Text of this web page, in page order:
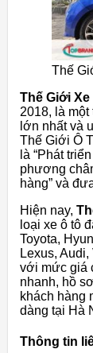
Thế
Thế Giới Xe
2018, là
lớn nhất và
Thế Giới Ô
là “Phát
phương
hàng” và
Hiện nay,
loại xe ô tô
Toyota,
Lexus,
với mức giá
nhanh, hồ
khách hàng
dàng tại Hà
Thông tin